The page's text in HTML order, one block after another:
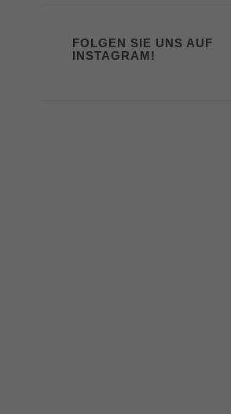
FOLGEN SIE UNS AUF
INSTAGRAM!